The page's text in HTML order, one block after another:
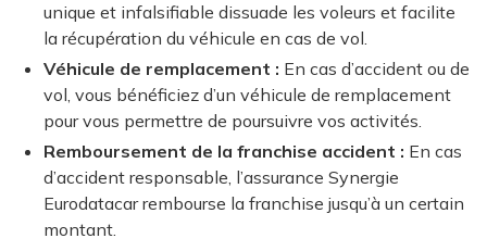
unique et infalsifiable dissuade les voleurs et facilite
la récupération du véhicule en cas de vol.
Véhicule de remplacement : En cas d’accident ou de
vol, vous bénéficiez d’un véhicule de remplacement
pour vous permettre de poursuivre vos activités.
Remboursement de la franchise accident : En cas
d’accident responsable, l’assurance Synergie
Eurodatacar rembourse la franchise jusqu’à un certain
montant.